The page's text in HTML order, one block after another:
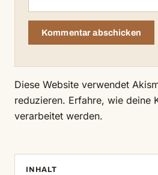
Diese Website verwendet
reduzieren. Erfahre, wie deine
verarbeitet werden.
INHALT